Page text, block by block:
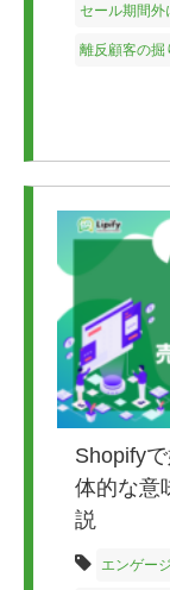
セール期間
離反顧客の掘
Shopify
体的な意
説
エンゲー